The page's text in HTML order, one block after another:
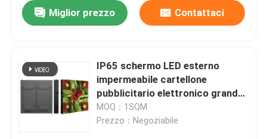
Prodotti
Video
Miglior prezzo Contattaci
IP65 schermo LED esterno
impermeabile cartellone
pubblicitario elettronico grande
tabellone LED
MOQ：1SQM
Prezzo：Negoziabile